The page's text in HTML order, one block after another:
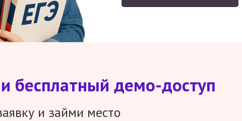
бесплатный демо-доступ
и займи место